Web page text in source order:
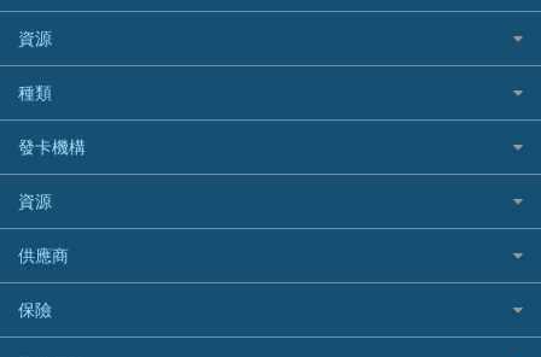
稅季/稅務貸款
網上貸款
結餘轉戶(清卡數貸款)
銀行貸款
財務公司貸款
免入息貸款
免TU貸款
急借錢
BEA 東亞銀行
BOC 中國銀行
Cashing Pro 優尚信貸
CCB(Asia) 中國建設銀行 (亞洲)
Citibank 花旗銀行
CNCBI 信銀國際
CreFIT 維信
DBS 星展銀行
DSB 大新銀行
資源
如何申請個人貸款
如何管理個人貸款
個人貸款有用資訊
清卡數貸款教學
循環貸款教學
個人化貸款產品推介 🔥全新
債務重組一覽
供樓利息扣稅
種類
網購優惠
精選外幣網購信用卡
尊尚信用卡
公司信用卡
電子錢包信用卡
日本遊信用卡攻略
韓國遊信用卡攻略
發卡機構
Citibank花旗銀行
AE美國運通
DBS星展銀行
HSBC滙豐銀行
Mox
資源
Black Friday優惠
淘寶付款方式
一田購物優惠日
供應商
八達通自動增值信用卡
保險